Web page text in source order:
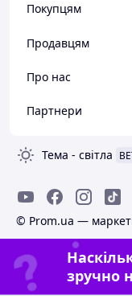
Покупцям
Продавцям
Про нас
Партнери
Тема - світла
© Prom.ua —
зручно